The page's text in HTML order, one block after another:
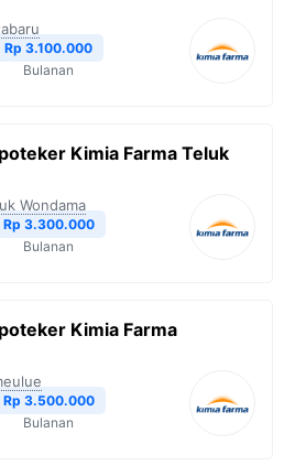
Rp 3.100.000
Bulanan
Kimia Farma Teluk
Wondama
Rp 3.300.000
Bulanan
Kimia Farma
Rp 3.500.000
Bulanan